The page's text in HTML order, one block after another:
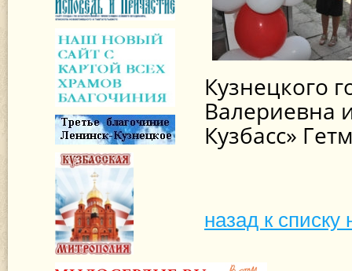
Кузнецкого
Валериевна
Кузбасс»
назад к списку